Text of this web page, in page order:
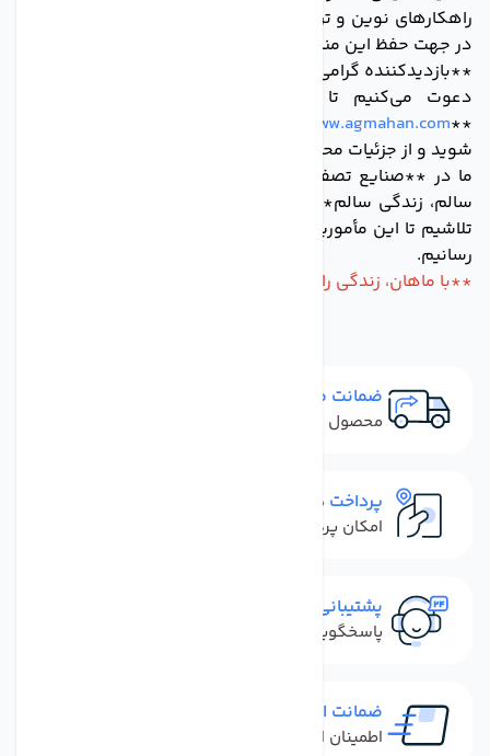
راهکارهای نوین و ترویج فرهنگ صحیح مصرف آب، گامی مؤثر
در جهت حفظ این منبع ارزشمند برای نسل‌های آینده بردارد.
**بازدیدکننده گرامی،**
دعوت می‌کنیم تا با مراجعه به وبسایت ما به نشانی
**
www.agmahan.com
شوید و از جزئیات محصولات و خدمات ما مطلع گردید.
ما در **صنایع تصفیه آب ماهان** بر این باوریم که **آب
سالم، زندگی سالم** را به ارمغان می‌آورد و با تمام توان در
تلاشیم تا این مأموریت خطیر را به بهترین نحو ممکن به انجام
رسانیم.
**با ماهان، زندگی را قطره قطره بنوشید.**
ضمانت مرجوعی
محصول نباید آسیب دیده باشد
پرداخت در محل
امکان پرداخت کل فاکتور در محل
پشتیبانی سریع
پاسخگویی سریع به تماس‌ها و پیام‌ها
ضمانت اصل بودن کالا
اطمینان از خرید کالای اورجینال